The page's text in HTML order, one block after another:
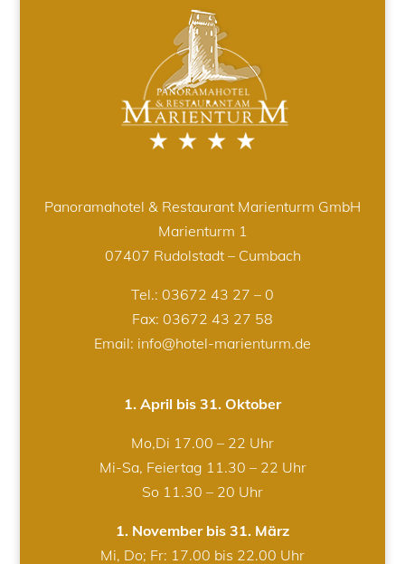
Panoramahotel & Restaurant Marienturm GmbH
Marienturm 1
07407 Rudolstadt – Cumbach
Tel.: 03672 43 27 – 0
Fax: 03672 43 27 58
Email: info@hotel-marienturm.de
1. April bis 31. Oktober
Mo,Di 17.00 – 22 Uhr
Mi-Sa, Feiertag 11.30 – 22 Uhr
So 11.30 – 20 Uhr
1. November bis 31. März
Mi, Do; Fr: 17.00 bis 22.00 Uhr